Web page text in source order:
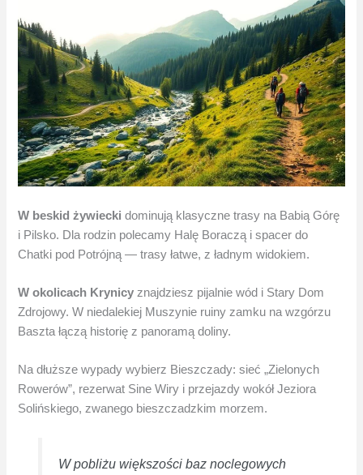
W beskid żywiecki dominują klasyczne trasy na Babią Górę
i Pilsko. Dla rodzin polecamy Halę Boraczą i spacer do
Chatki pod Potrójną — trasy łatwe, z ładnym widokiem.
W okolicach Krynicy znajdziesz pijalnie wód i Stary Dom
Zdrojowy. W niedalekiej Muszynie ruiny zamku na wzgórzu
Baszta łączą historię z panoramą doliny.
Na dłuższe wypady wybierz Bieszczady: sieć „Zielonych
Rowerów”, rezerwat Sine Wiry i przejazdy wokół Jeziora
Solińskiego, zwanego bieszczadzkim morzem.
W pobliżu większości baz noclegowych